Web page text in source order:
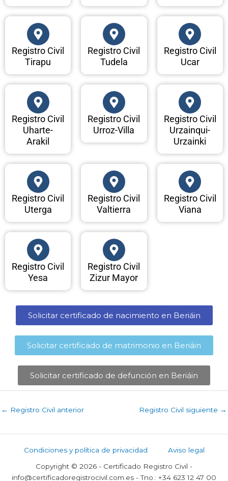
Registro Civil
Tirapu
Registro Civil
Tudela
Registro Civil
Ucar
Registro Civil
Uharte-
Arakil
Registro Civil
Urroz-Villa
Registro Civil
Urzainqui-
Urzainki
Registro Civil
Uterga
Registro Civil
Valtierra
Registro Civil
Viana
Registro Civil
Yesa
Registro Civil
Zizur Mayor
Solicitar certificado de nacimiento en Beriáin​
Solicitar certificado de matrimonio en Beriáin​
Solicitar certificado de defunción en Beriáin​
← Registro Civil anterior Registro Civil siguiente →
Condiciones y política de privacidad
Aviso legal
Copyright © 2026 - Certificado Registro Civil -
info@certificadoregistrocivil.com.es - Tno.: +34 623 12 47 00